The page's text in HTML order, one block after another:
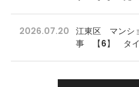
2026.07.20
江東区 マンシ
事 【6】 タイ